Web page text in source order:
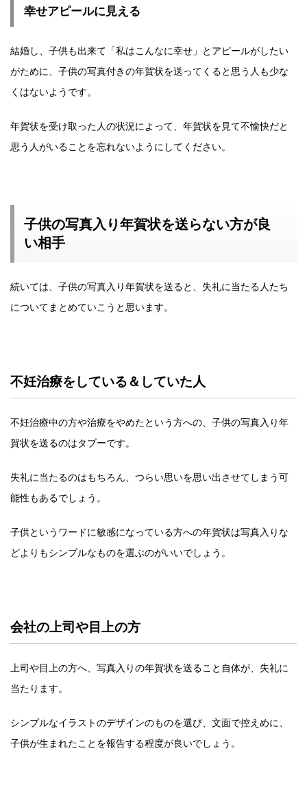
幸せアピールに見える
結婚し、子供も出来て「私はこんなに幸せ」とアピールがしたい
がために、子供の写真付きの年賀状を送ってくると思う人も少な
くはないようです。
年賀状を受け取った人の状況によって、年賀状を見て不愉快だと
思う人がいることを忘れないようにしてください。
子供の写真入り年賀状を送らない方が良
い相手
続いては、子供の写真入り年賀状を送ると、失礼に当たる人たち
についてまとめていこうと思います。
不妊治療をしている＆していた人
不妊治療中の方や治療をやめたという方への、子供の写真入り年
賀状を送るのはタブーです。
失礼に当たるのはもちろん、つらい思いを思い出させてしまう可
能性もあるでしょう。
子供というワードに敏感になっている方への年賀状は写真入りな
どよりもシンプルなものを選ぶのがいいでしょう。
会社の上司や目上の方
上司や目上の方へ、写真入りの年賀状を送ること自体が、失礼に
当たります。
シンプルなイラストのデザインのものを選び、文面で控えめに、
子供が生まれたことを報告する程度が良いでしょう。